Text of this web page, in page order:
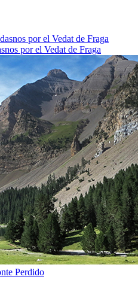
por el Vedat de Fraga
Perdido